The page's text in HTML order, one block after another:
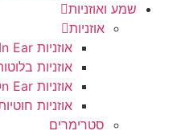
שמע ואוזניות
אוזניות
אוזניות In Ear
אוזניות
אוזניות On Ear
אוזניות
סטרימרים